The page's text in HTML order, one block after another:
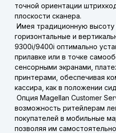
точной ориентации
плоскости сканера.
Имея традиционную высоту
горизонтальные и
9300i/9400i оптимально
прилавке или в точке
сенсорными экранами,
принтерами, обеспечивая
кассира, как в положении
Опция Magellan Customer
возможность ритейлерам
покупателей в мобильные
позволяя им